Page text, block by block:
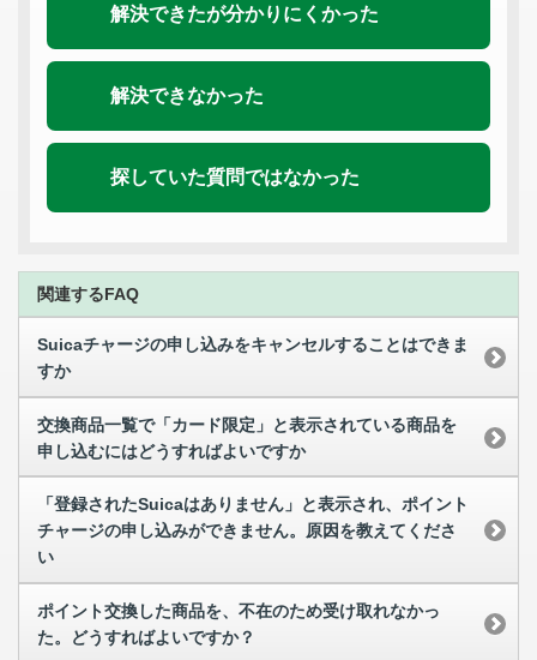
解決できたが分かりにくかった
解決できなかった
探していた質問ではなかった
関連するFAQ
Suicaチャージの申し込みをキャンセルすることはできま
すか
交換商品一覧で「カード限定」と表示されている商品を
申し込むにはどうすればよいですか
「登録されたSuicaはありません」と表示され、ポイント
チャージの申し込みができません。原因を教えてくださ
い
ポイント交換した商品を、不在のため受け取れなかっ
た。どうすればよいですか？